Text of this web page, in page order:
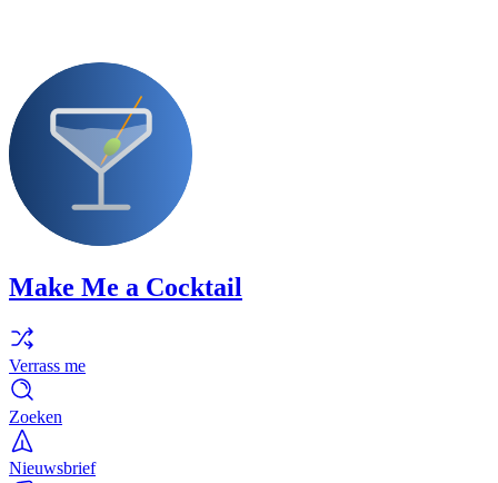
Make Me a Cocktail
Verrass me
Zoeken
Nieuwsbrief